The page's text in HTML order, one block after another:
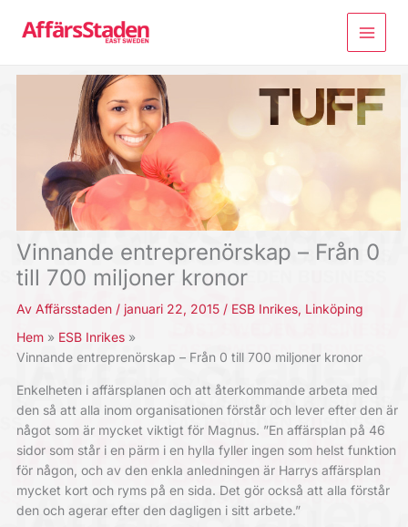
Vinnande entreprenörskap – Från 0
till 700 miljoner kronor
Av Affärsstaden / januari 22, 2015 / ESB Inrikes, Linköping
Hem
ESB Inrikes
Vinnande entreprenörskap – Från 0 till 700 miljoner kronor
Enkelheten i affärsplanen och att återkommande arbeta med
den så att alla inom organisationen förstår och lever efter den är
något som är mycket viktigt för Magnus. ”En affärsplan på 46
sidor som står i en pärm i en hylla fyller ingen som helst funktion
för någon, och av den enkla anledningen är Harrys affärsplan
mycket kort och ryms på en sida. Det gör också att alla förstår
den och agerar efter den dagligen i sitt arbete.”